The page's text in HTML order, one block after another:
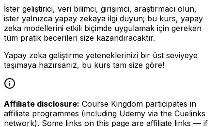
İster geliştirici, veri bilimci, girişimci, araştırmacı olun,
ister yalnızca yapay zekaya ilgi duyun; bu kurs, yapay
zeka modellerini etkili biçimde uygulamak için gereken
tüm pratik becerileri size kazandıracaktır.
Yapay zeka geliştirme yeteneklerinizi bir üst seviyeye
taşımaya hazırsanız, bu kurs tam size göre!
Affiliate disclosure: Course Kingdom participates in
affiliate programmes (including Udemy via the Cuelinks
network). Some links on this page are affiliate links — if